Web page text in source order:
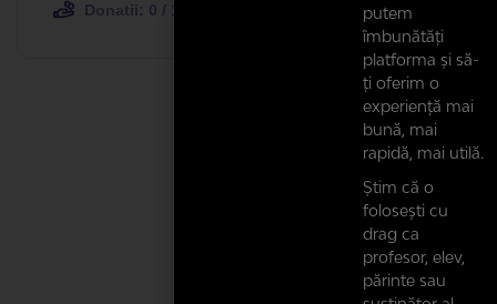
putem
îmbunătăți
platforma și să-
ți oferim o
experiență mai
bună, mai
rapidă, mai utilă.
Știm că o
folosești cu
drag ca
profesor, elev,
părinte sau